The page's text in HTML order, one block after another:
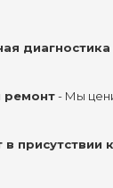
диагностика
ремонт - Мы
в присутствии